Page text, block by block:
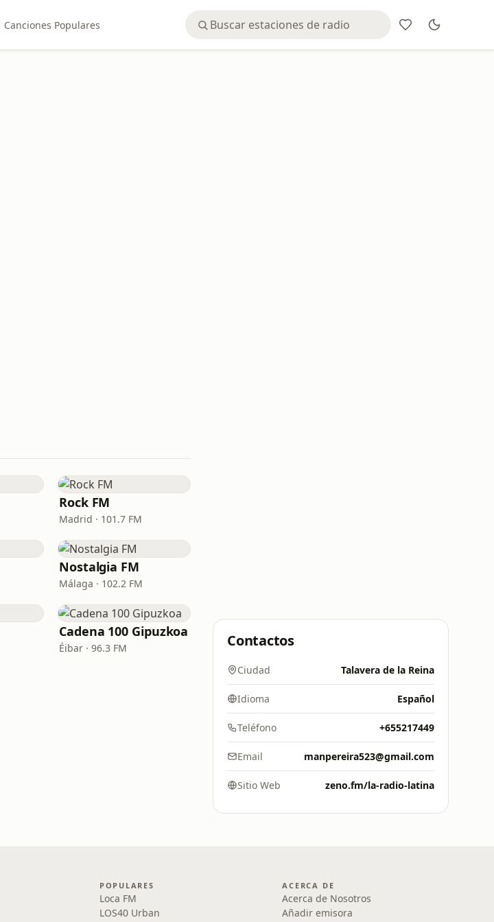
Canciones Populares
Rock FM
Madrid · 101.7 FM
Nostalgia FM
Málaga · 102.2 FM
Cadena 100 Gipuzkoa
Éibar · 96.3 FM Contactos
Ciudad Talavera de la Reina
Idioma Español
Teléfono +655217449
Email manpereira523@gmail.com
Sitio Web zeno.fm/la-radio-latina
POPULARES
Loca FM
LOS40 Urban
ACERCA DE
Acerca de Nosotros
Añadir emisora